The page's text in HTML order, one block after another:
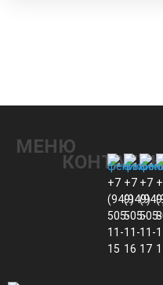
МЕНЮ
+7
(949)
505-
11-
15
+7
(949)
505-
11-
16
+7
505-
11-
17